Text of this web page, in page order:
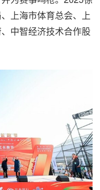
上海市体育总会、上
中智经济技术合作股